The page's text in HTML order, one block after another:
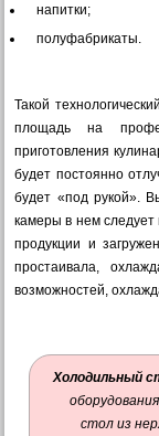
напитки;
полуфабрикаты.
Такой
площадь на
приготовления
будет постоянно
будет «под рукой».
камеры в нем следует
продукции и
простаивала,
возможностей,
Холодильный
стол из